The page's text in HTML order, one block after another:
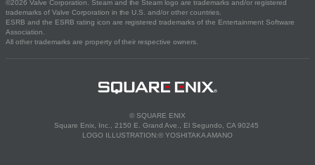
©2026 Valve Corporation. Steam and the Steam logo are trademarks and/or registered
trademarks of Valve Corporation in the U.S. and/or other countries.
ESRB and the ESRB rating icon are registered trademarks of the Entertainment Software
Association.
All other trademarks are property of their respective owners.
© SQUARE ENIX
Square Enix, Inc., 2150 E. Grand Ave., El Segundo, CA 90245
LOGO ILLUSTRATION:© YOSHITAKA AMANO